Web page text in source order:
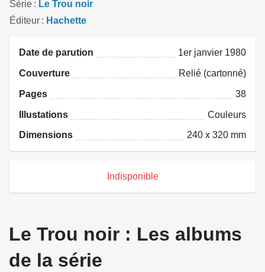
Série
Le Trou noir
Éditeur
Hachette
Date de parution 1er janvier 1980
Couverture Relié (cartonné)
Pages 38
Illustations Couleurs
Dimensions 240 x 320 mm
Indisponible
Le Trou noir : Les albums
de la série